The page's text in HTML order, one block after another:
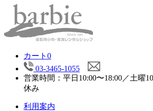
カート 0
03-3465-1055
営業時間：平日10:00〜18:00／土曜
休み
利用案内